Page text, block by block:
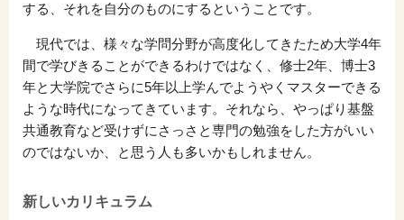
する、それを自分のものにするということです。
現代では、様々な学問分野が高度化してきたため大学4年
間で学びきることができるわけではなく、修士2年、博士3
年と大学院でさらに5年以上学んでようやくマスターできる
ような時代になってきています。それなら、やっぱり基盤
共通教育など受けずにさっさと専門の勉強をした方がいい
のではないか、と思う人も多いかもしれません。
新しいカリキュラム